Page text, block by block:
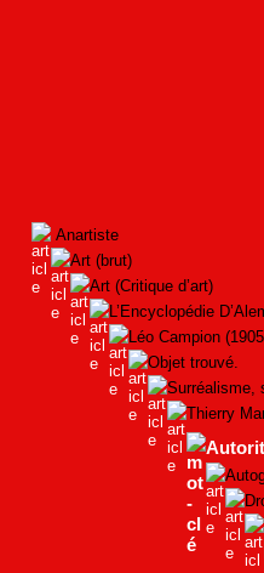
Anartiste
Art (brut)
Art (Critique d’art)
L’Encyclopédie
Léo Campion
Objet trouvé.
Surréalisme,
Thierry